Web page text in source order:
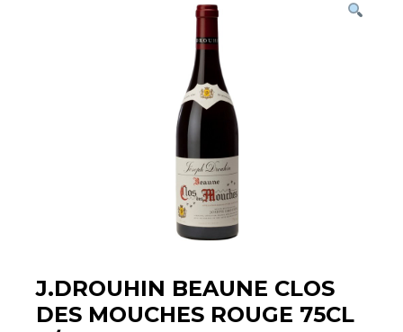
J.DROUHIN BEAUNE CLOS
DES MOUCHES ROUGE 75CL